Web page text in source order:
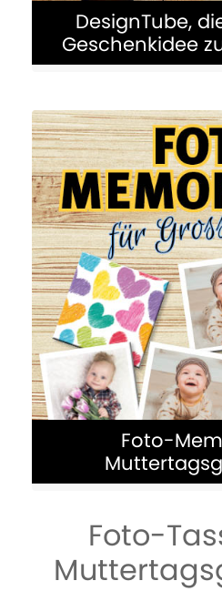
DesignTube,
Geschenkidee
DesignTube,
Geschenkidee
MEHR
Foto-
Foto-